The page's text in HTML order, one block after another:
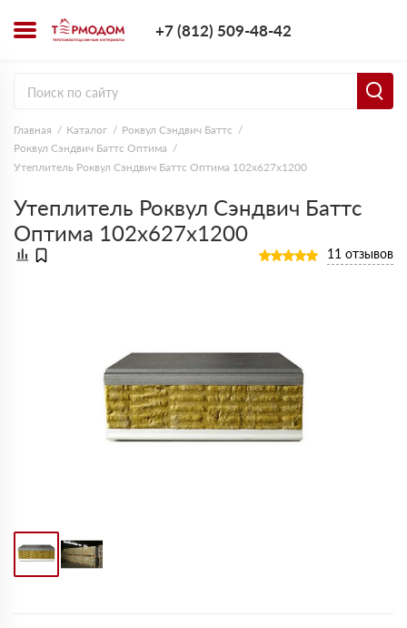
+7 (812) 509-48-42
Главная Каталог
Роквул Сэндвич Баттс
Роквул Сэндвич Баттс Оптима
Утеплитель Роквул Сэндвич Баттс Оптима 102х627х1200
Утеплитель Роквул Сэндвич Баттс
Оптима 102х627х1200
11 отзывов